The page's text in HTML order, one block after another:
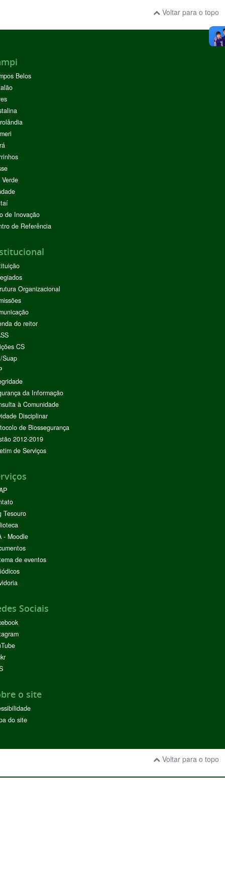
Voltar para o topo
Belos
de Inovação
de Referência
Organizacional
do reitor
CS
Suap
da Informação
à Comunidade
Disciplinar
de Biossegurança
2012-2019
de Serviços
Tesouro
- Moodle
de eventos
Sociais
o site
do site
Voltar para o topo